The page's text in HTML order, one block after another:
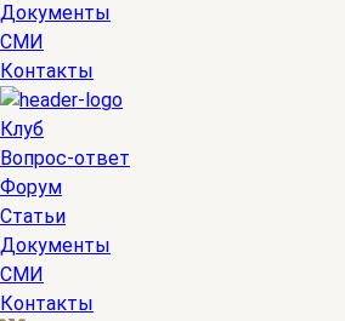
Документы
СМИ
Контакты
Клуб
Вопрос-ответ
Форум
Статьи
Документы
СМИ
Контакты